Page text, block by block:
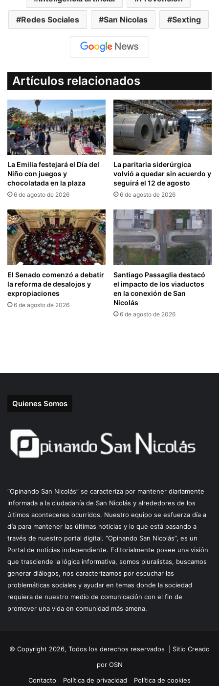
Quienes Somos
“Opinando San Nicolás” se caracteriza por mantener diariamente
informada a la ciudadanía de San Nicolás y alrededores de los
últimos aconteceres ocurridos. Nuestro equipo se esfuerza día a
día para mantener las últimas noticias y lo que está pasando a
través de nuestro portal digital. “Opinando San Nicolás”, es un
Portal de noticias independiente. Editorialmente posee una visión
que trasciende la lógica informativa, somos pluralistas, buscamos
generar diálogos, nos caracterizamos por escuchar las
problemáticas sociales y ayudar en temas donde la sociedad
requiera de nuestro medio de comunicación con el fin de
promover una vida en comunidad más amena.
© Copyright 2026, Todos los derechos reservados | Sitio Creado
por OSN
Contacto
Política de privacidad Política de cookies